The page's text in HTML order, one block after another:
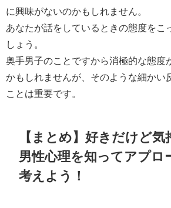
に興味がないのかもしれません。
あなたが話をしているときの態度をこ
しょう。
奥手男子のことですから消極的な態度
かもしれませんが、そのような細かい
ことは重要です。
【まとめ】好きだけど気
男性心理を知ってアプロ
考えよう！